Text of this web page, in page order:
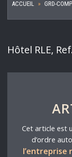
ACCUEIL GRD-
Hôtel RLE,
Cet article est
d’ordre
l’entreprise